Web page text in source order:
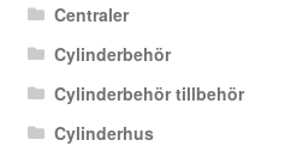
Centraler
Cylinderbehör
Cylinderbehör tillbehör
Cylinderhus